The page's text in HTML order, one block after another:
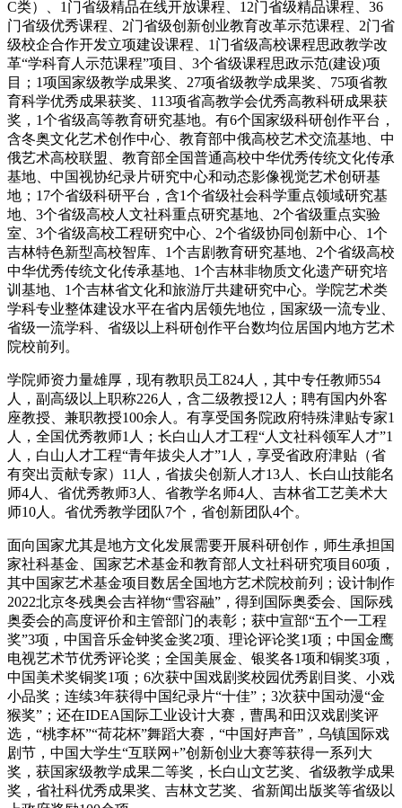
C类）、1门省级精品在线开放课程、12门省级精品课程、36
门省级优秀课程、2门省级创新创业教育改革示范课程、2门省
级校企合作开发立项建设课程、1门省级高校课程思政教学改
革“学科育人示范课程”项目、3个省级课程思政示范(建设)项
目；1项国家级教学成果奖、27项省级教学成果奖、75项省教
育科学优秀成果获奖、113项省高教学会优秀高教科研成果获
奖，1个省级高等教育研究基地。有6个国家级科研创作平台，
含冬奥文化艺术创作中心、教育部中俄高校艺术交流基地、中
俄艺术高校联盟、教育部全国普通高校中华优秀传统文化传承
基地、中国视协纪录片研究中心和动态影像视觉艺术创研基
地；17个省级科研平台，含1个省级社会科学重点领域研究基
地、3个省级高校人文社科重点研究基地、2个省级重点实验
室、3个省级高校工程研究中心、2个省级协同创新中心、1个
吉林特色新型高校智库、1个吉剧教育研究基地、2个省级高校
中华优秀传统文化传承基地、1个吉林非物质文化遗产研究培
训基地、1个吉林省文化和旅游厅共建研究中心。学院艺术类
学科专业整体建设水平在省内居领先地位，国家级一流专业、
省级一流学科、省级以上科研创作平台数均位居国内地方艺术
院校前列。
学院师资力量雄厚，现有教职员工824人，其中专任教师554
人，副高级以上职称226人，含二级教授12人；聘有国内外客
座教授、兼职教授100余人。有享受国务院政府特殊津贴专家1
人，全国优秀教师1人；长白山人才工程“人文社科领军人才”1
人，白山人才工程“青年拔尖人才”1人，享受省政府津贴（省
有突出贡献专家）11人，省拔尖创新人才13人、长白山技能名
师4人、省优秀教师3人、省教学名师4人、吉林省工艺美术大
师10人。省优秀教学团队7个，省创新团队4个。
面向国家尤其是地方文化发展需要开展科研创作，师生承担国
家社科基金、国家艺术基金和教育部人文社科研究项目60项，
其中国家艺术基金项目数居全国地方艺术院校前列；设计制作
2022北京冬残奥会吉祥物“雪容融”，得到国际奥委会、国际残
奥委会的高度评价和主管部门的表彰；获中宣部“五个一工程
奖”3项，中国音乐金钟奖金奖2项、理论评论奖1项；中国金鹰
电视艺术节优秀评论奖；全国美展金、银奖各1项和铜奖3项，
中国美术奖铜奖1项；6次获中国戏剧奖校园优秀剧目奖、小戏
小品奖；连续3年获得中国纪录片“十佳”；3次获中国动漫“金
猴奖”；还在IDEA国际工业设计大赛，曹禺和田汉戏剧奖评
选，“桃李杯”“荷花杯”舞蹈大赛，“中国好声音”，乌镇国际戏
剧节，中国大学生“互联网+”创新创业大赛等获得一系列大
奖，获国家级教学成果二等奖，长白山文艺奖、省级教学成果
奖，省社科优秀成果奖、吉林文艺奖、省新闻出版奖等省级以